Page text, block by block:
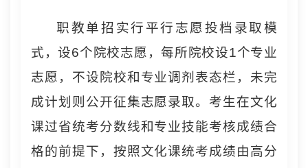
职教单招实行平行志愿投档录取模
式，设6个院校志愿，每所院校设1个专业
志愿，不设院校和专业调剂表态栏，未完
成计划则公开征集志愿录取。考生在文化
课过省统考分数线和专业技能考核成绩合
格的前提下，按照文化课统考成绩由高分